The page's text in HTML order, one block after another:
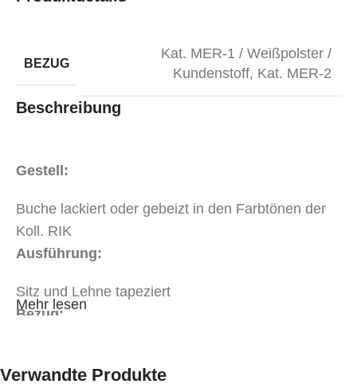
BEZUG
Kat. MER-1 / Weißpolster /
Kundenstoff, Kat. MER-2
Beschreibung
Gestell:
Buche lackiert oder gebeizt in den Farbtönen der
Koll. RIK
Ausführung:
Sitz und Lehne tapeziert
Bezug:
MER-1
Mehr lesen
Verwandte Produkte